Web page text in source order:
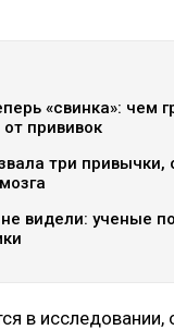
«свинка»: чем
прививок
три привычки,
видели: ученые
в исследовании,